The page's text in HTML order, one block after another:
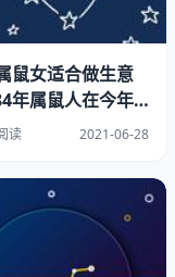
，他们也富有春天
心。
，而内心却相反，
艺术和浪漫的感知
鼠女适合做生意
年属鼠人在今年
意
读 2021-06-28